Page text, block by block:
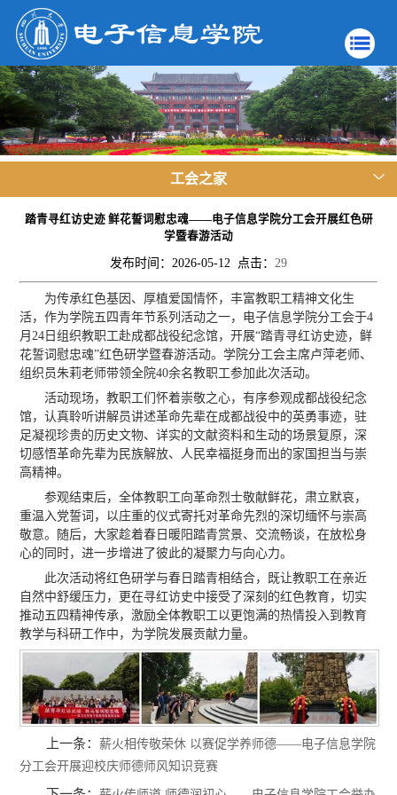
工会之家
踏青寻红访史迹 鲜花誓词慰忠魂——电子信息学院分工会开展红色研
学暨春游活动
发布时间：2026-05-12 点击： 29
为传承红色基因、厚植爱国情怀，丰富教职工精神文化生
活，作为学院五四青年节系列活动之一，电子信息学院分工会于4
月24日组织教职工赴成都战役纪念馆，开展“踏青寻红访史迹，鲜
花誓词慰忠魂”红色研学暨春游活动。学院分工会主席卢萍老师、
组织员朱莉老师带领全院40余名教职工参加此次活动。
活动现场，教职工们怀着崇敬之心，有序参观成都战役纪念
馆，认真聆听讲解员讲述革命先辈在成都战役中的英勇事迹，驻
足凝视珍贵的历史文物、详实的文献资料和生动的场景复原，深
切感悟革命先辈为民族解放、人民幸福挺身而出的家国担当与崇
高精神。
参观结束后，全体教职工向革命烈士敬献鲜花，肃立默哀，
重温入党誓词，以庄重的仪式寄托对革命先烈的深切缅怀与崇高
敬意。随后，大家趁着春日暖阳踏青赏景、交流畅谈，在放松身
心的同时，进一步增进了彼此的凝聚力与向心力。
此次活动将红色研学与春日踏青相结合，既让教职工在亲近
自然中舒缓压力，更在寻红访史中接受了深刻的红色教育，切实
推动五四精神传承，激励全体教职工以更饱满的热情投入到教育
教学与科研工作中，为学院发展贡献力量。
上一条：薪火相传敬荣休 以赛促学养师德——电子信息学院
分工会开展迎校庆师德师风知识竞赛